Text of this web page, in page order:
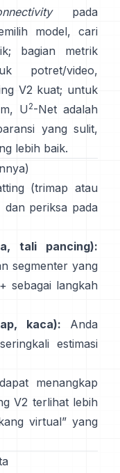
pada
model, cari
;
bagian metrik
potret/video,
V2 kuat; untuk
U 2-Net adalah
yang sulit,
lebih baik.
(trimap atau
dan periksa pada
tali pancing):
segmenter yang
sebagai langkah
kaca): Anda
estimasi
menangkap
V2 terlihat lebih
virtual” yang